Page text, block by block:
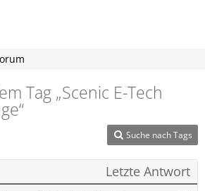
Tag „Scenic E-Tech
Suche nach Tags
Letzte Antwort